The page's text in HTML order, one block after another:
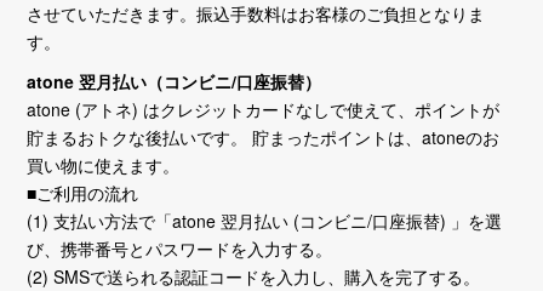
させていただきます。振込手数料はお客様のご負担となりま
す。
atone 翌月払い（コンビニ/口座振替）
atone (アトネ) はクレジットカードなしで使えて、ポイントが
貯まるおトクな後払いです。 貯まったポイントは、atoneのお
買い物に使えます。
■ご利用の流れ
(1) 支払い方法で「atone 翌月払い (コンビニ/口座振替) 」を選
び、携帯番号とパスワードを入力する。
(2) SMSで送られる認証コードを入力し、購入を完了する。